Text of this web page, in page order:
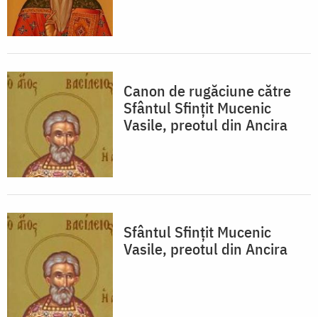
Canon de rugăciune către
Sfântul Sfinţit Mucenic
Vasile, preotul din Ancira
Sfântul Sfințit Mucenic
Vasile, preotul din Ancira